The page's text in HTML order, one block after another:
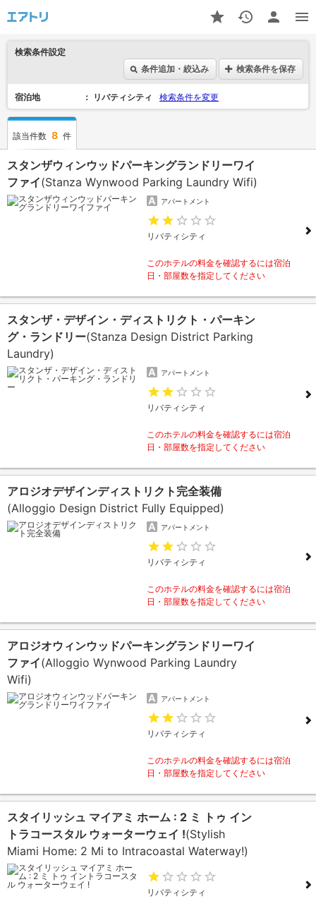
検索条件設定
条件追加・絞込み
検索条件を保存
宿泊地 リバティシティ 検索条件を変更
該当件数 8 件
スタンザウィンウッドパーキングランドリーワイ
ファイ(Stanza Wynwood Parking Laundry Wifi)
アパートメント
リバティシティ
このホテルの料金を確認するには宿泊
日・部屋数を指定してください
スタンザ・デザイン・ディストリクト・パーキン
グ・ランドリー(Stanza Design District Parking
Laundry)
アパートメント
リバティシティ
このホテルの料金を確認するには宿泊
日・部屋数を指定してください
アロジオデザインディストリクト完全装備
(Alloggio Design District Fully Equipped)
アパートメント
リバティシティ
このホテルの料金を確認するには宿泊
日・部屋数を指定してください
アロジオウィンウッドパーキングランドリーワイ
ファイ(Alloggio Wynwood Parking Laundry
Wifi)
アパートメント
リバティシティ
このホテルの料金を確認するには宿泊
日・部屋数を指定してください
スタイリッシュ マイアミ ホーム : 2 ミ トゥ イン
トラコースタル ウォーターウェイ !(Stylish
Miami Home: 2 Mi to Intracoastal Waterway!)
リバティシティ